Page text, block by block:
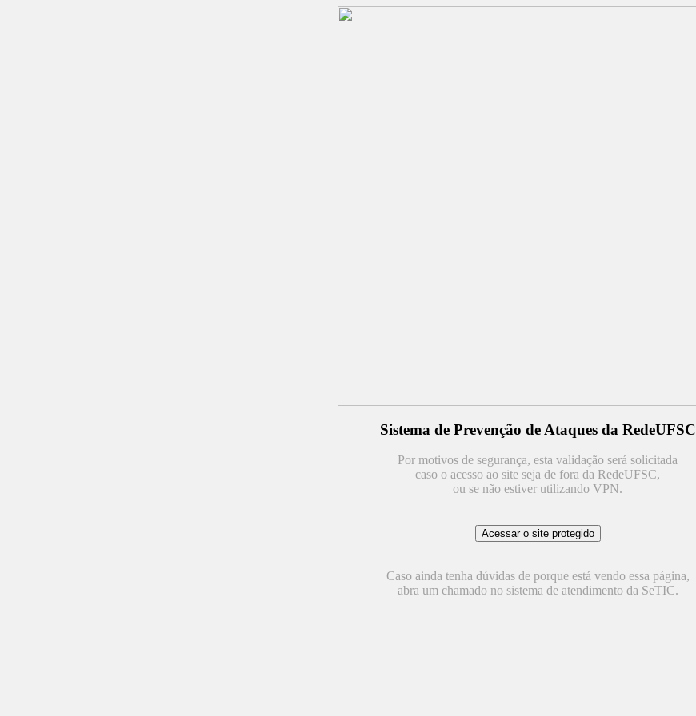
Sistema de Prevenção de Ataques da RedeUFSC
Por motivos de segurança, esta validação será solicitada
caso o acesso ao site seja de fora da RedeUFSC,
ou se não estiver utilizando VPN.
Caso ainda tenha dúvidas de porque está vendo essa página,
abra um chamado no sistema de atendimento da SeTIC.